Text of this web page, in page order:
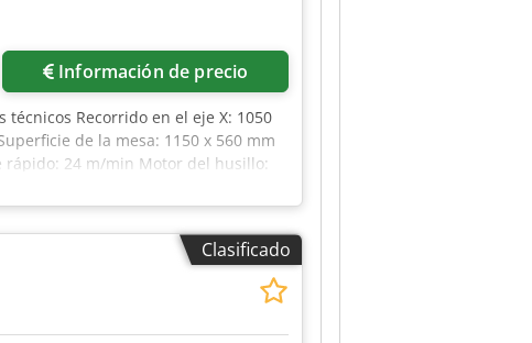
Información de precio
técnicos Recorrido en el eje X: 1050
de la mesa: 1150 x 560 mm
rápido: 24 m/min Motor del husillo:
4,3 x 2,4 x 2,9 m Información
20811 h - Máquina encendida:
TNC 620 Volante electrónico
para palpador de medición
interno de refrigerante a
de la máquina
Clasificado